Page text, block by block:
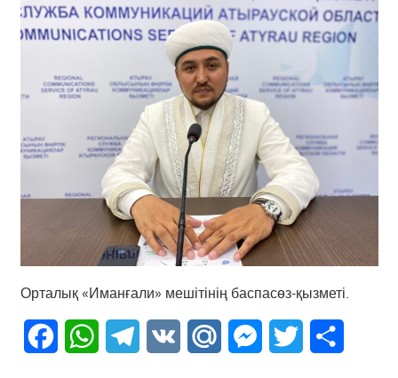
Орталық «Иманғали» мешітінің баспасөз-қызметі.
FacebookWhatsAppTelegram
VK Mail.Ru Messenger
Twitter